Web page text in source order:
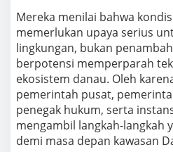
u
m
d
a
n
S
e
l
a
m
a
Mereka menilai bahwa
memerlukan upaya serius
lingkungan, bukan
berpotensi memperparah
ekosistem danau. Oleh
pemerintah pusat,
penegak hukum, serta
mengambil langkah-langkah
demi masa depan kawasan